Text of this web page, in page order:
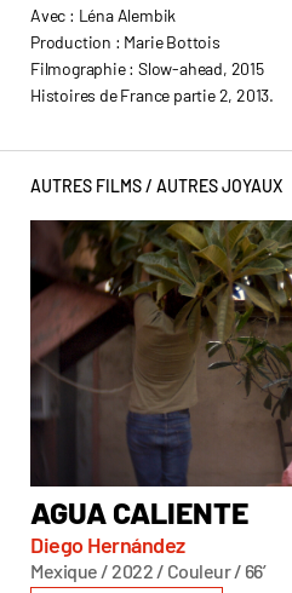
Avec : Léna Alembik
Production : Marie Bottois
Filmographie : Slow-ahead, 2015
Histoires de France partie 2, 2013.
AUTRES FILMS / AUTRES JOYAUX
AGUA CALIENTE
Diego Hernández
Mexique / 2022 / Couleur / 66’